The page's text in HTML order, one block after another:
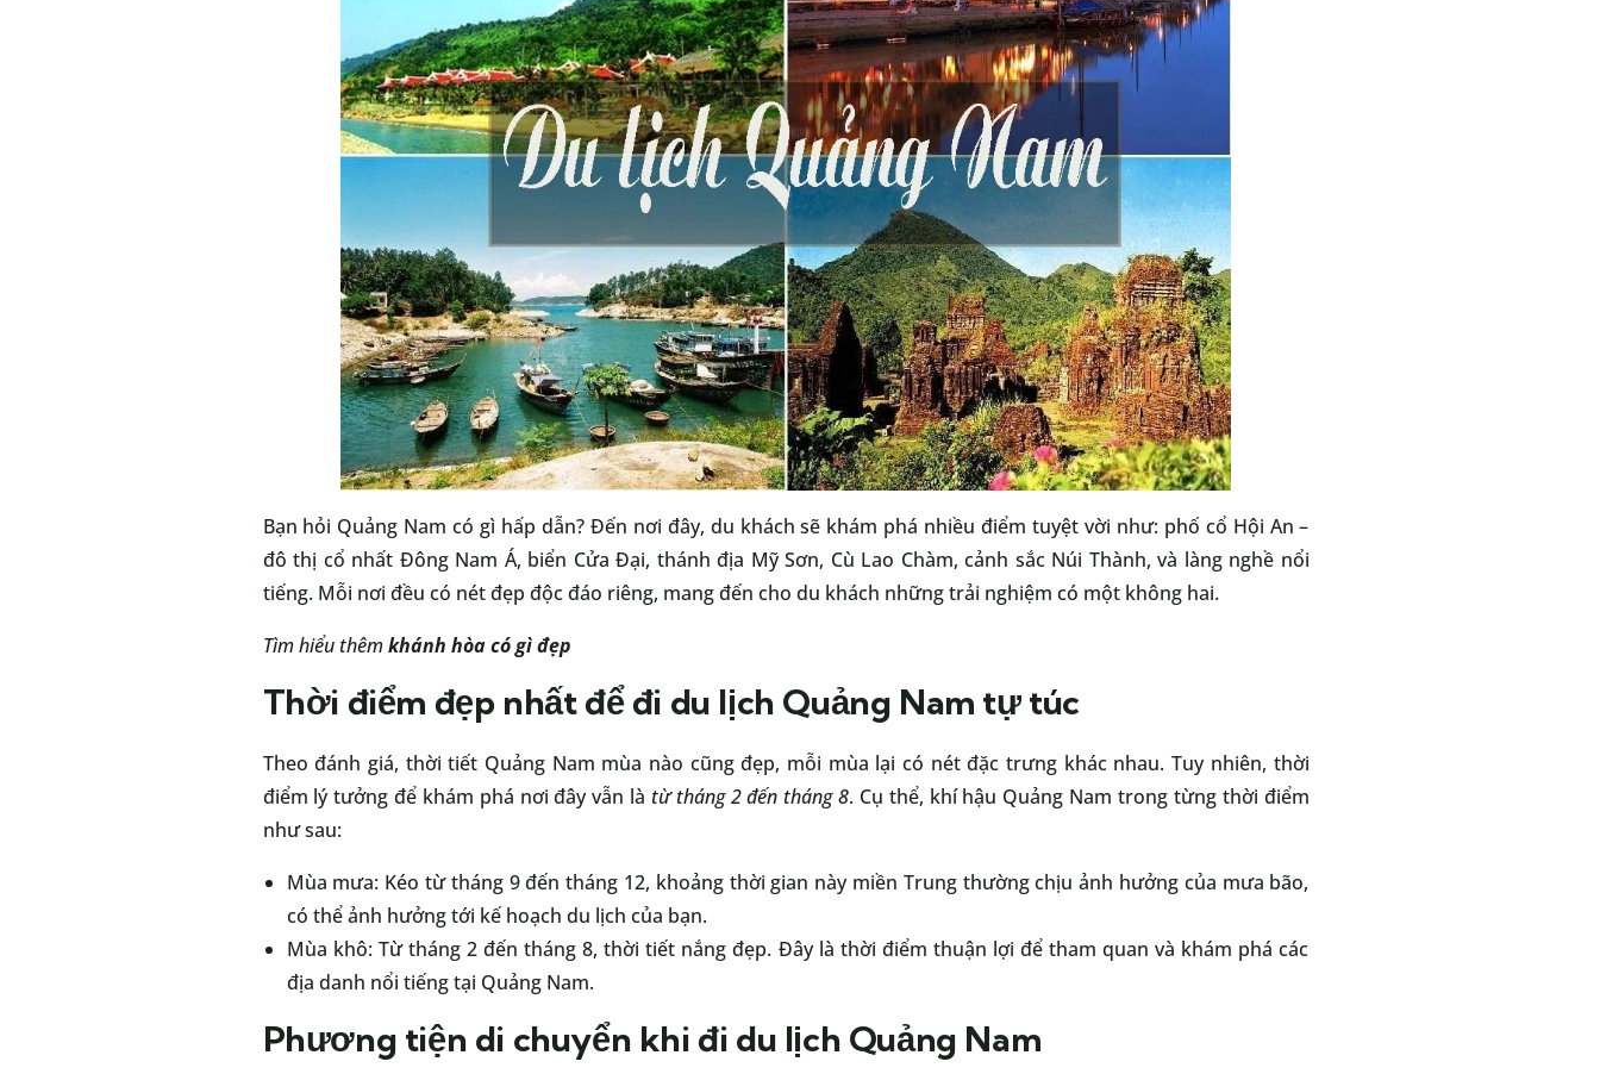
Bạn hỏi Quảng Nam có gì hấp dẫn? Đến nơi đây, du khách sẽ khám phá nhiều điểm tuyệt vời như: phố cổ Hội An –
đô thị cổ nhất Đông Nam Á, biển Cửa Đại, thánh địa Mỹ Sơn, Cù Lao Chàm, cảnh sắc Núi Thành, và làng nghề nổi
tiếng. Mỗi nơi đều có nét đẹp độc đáo riêng, mang đến cho du khách những trải nghiệm có một không hai.
Tìm hiểu thêmkhánh hòa có gì đẹp
Thời điểm đẹp nhất để đi du lịch Quảng Nam tự túc
Theo đánh giá, thời tiết Quảng Nam mùa nào cũng đẹp, mỗi mùa lại có nét đặc trưng khác nhau. Tuy nhiên, thời
điểm lý tưởng để khám phá nơi đây vẫn là từ tháng 2 đến tháng 8. Cụ thể, khí hậu Quảng Nam trong từng thời điểm
như sau:
Mùa mưa: Kéo từ tháng 9 đến tháng 12, khoảng thời gian này miền Trung thường chịu ảnh hưởng của mưa bão,
có thể ảnh hưởng tới kế hoạch du lịch của bạn.
Mùa khô: Từ tháng 2 đến tháng 8, thời tiết nắng đẹp. Đây là thời điểm thuận lợi để tham quan và khám phá các
địa danh nổi tiếng tại Quảng Nam.
Phương tiện di chuyển khi đi du lịch Quảng Nam